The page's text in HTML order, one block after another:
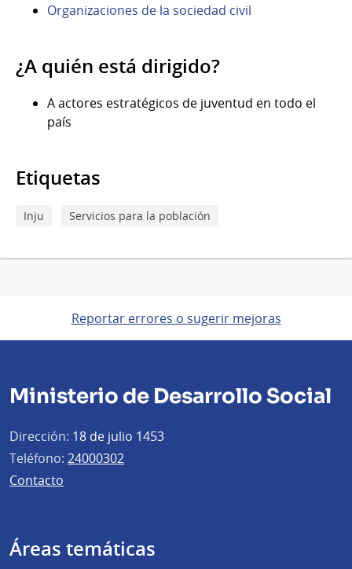
Organizaciones de la sociedad civil
¿A quién está dirigido?
A actores estratégicos de juventud en todo el
país
Etiquetas
Inju Servicios para la población
Reportar errores o sugerir mejoras
Ministerio de Desarrollo Social
Dirección: 18 de julio 1453
Teléfono: 24000302
Contacto
Áreas temáticas